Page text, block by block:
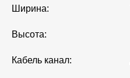
Ширина:
Высота:
Кабель канал: